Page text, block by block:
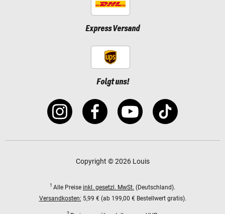
Express Versand
Folgt uns!
Copyright © 2026 Louis
1 Alle Preise inkl. gesetzl. MwSt. (Deutschland).
Versandkosten: 5,99 € (ab 199,00 € Bestellwert gratis).